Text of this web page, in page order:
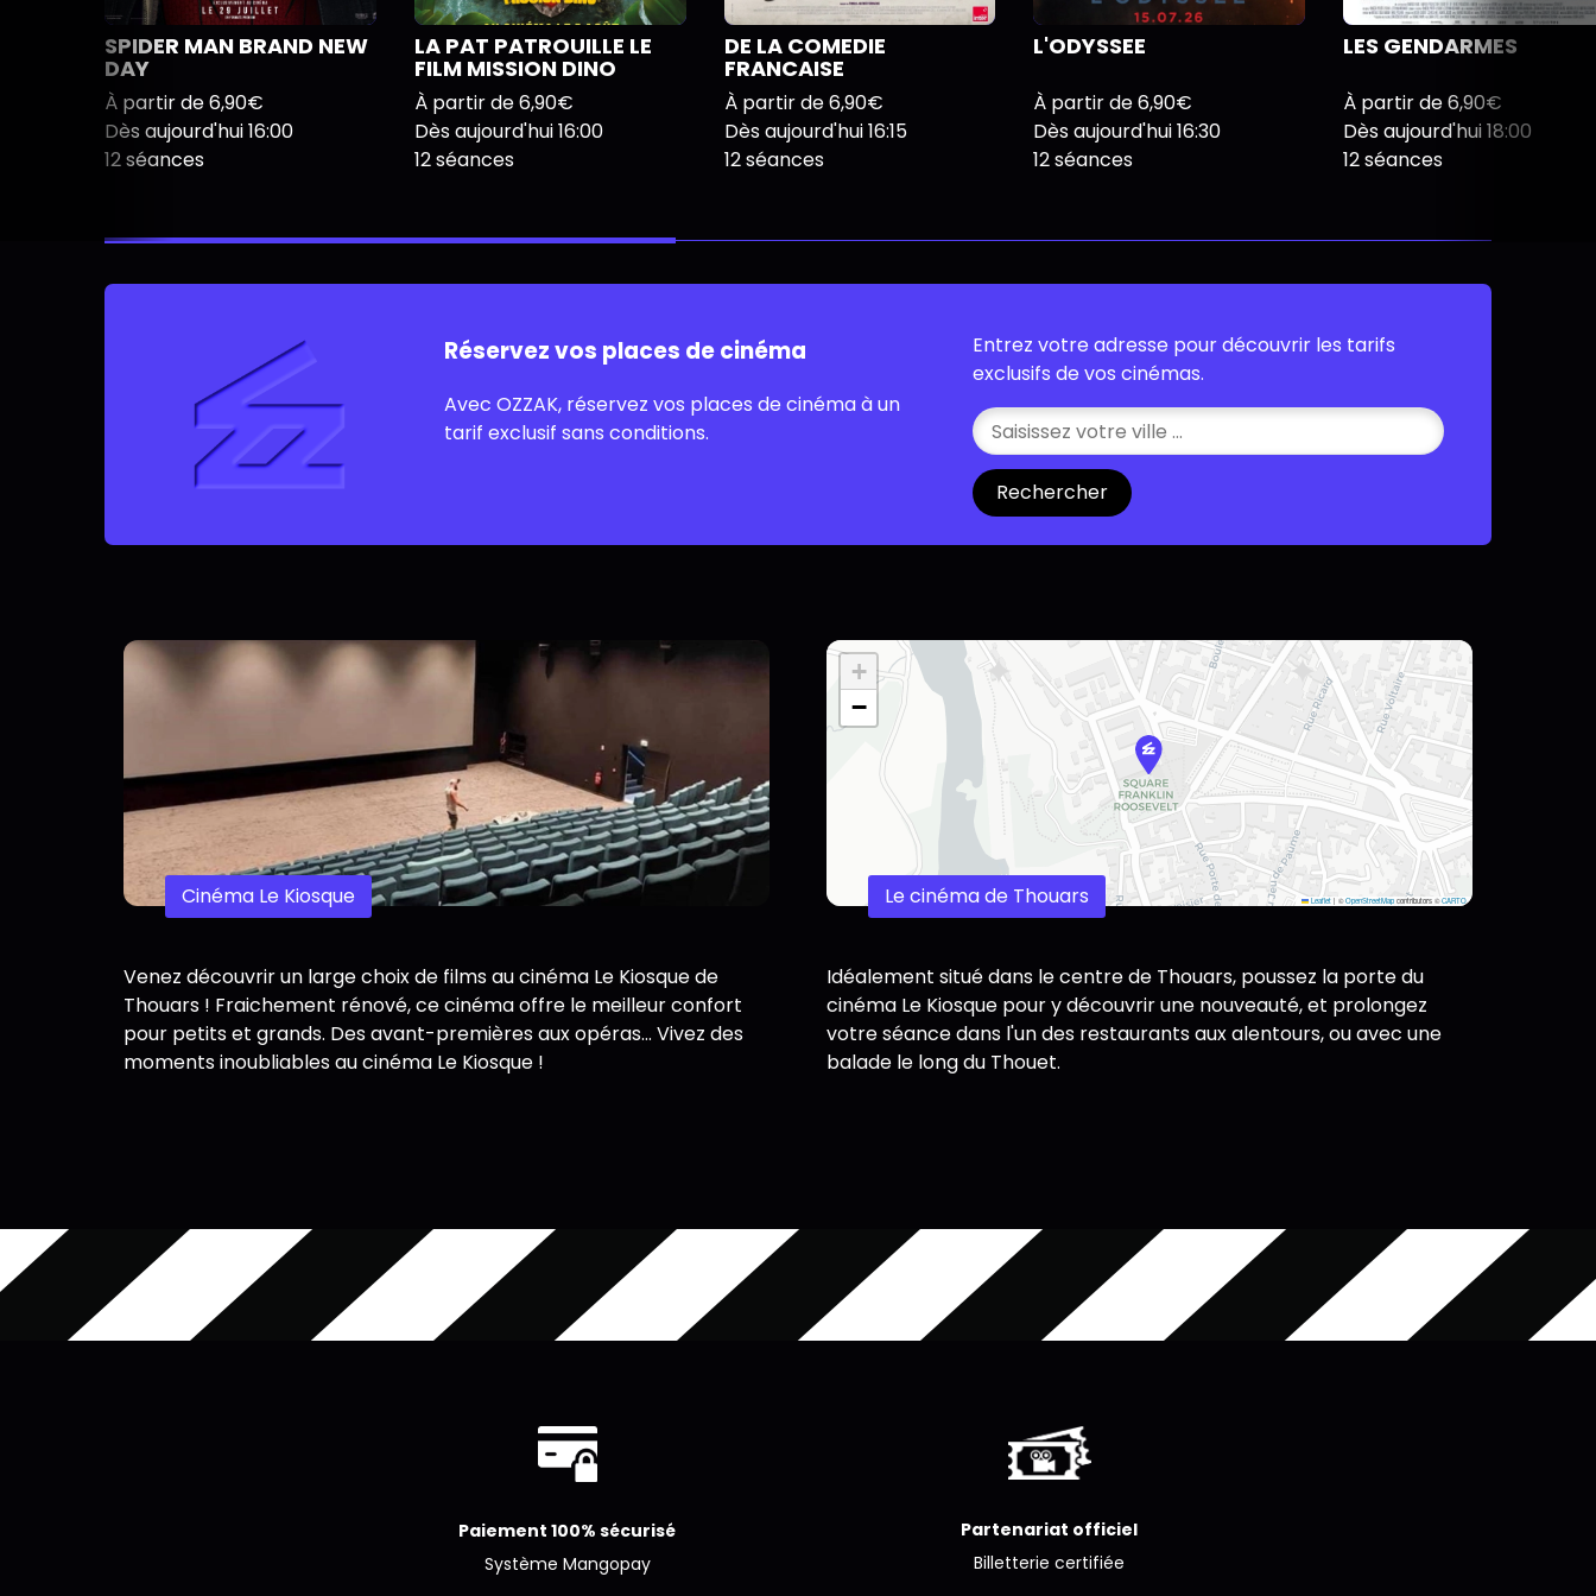
SPIDER MAN BRAND NEW
DAY
À partir de 6,90€
Dès aujourd'hui 16:00
12 séances
LA PAT PATROUILLE LE
FILM MISSION DINO
À partir de 6,90€
Dès aujourd'hui 16:00
12 séances
DE LA COMEDIE
FRANCAISE
À partir de 6,90€
Dès aujourd'hui 16:15
12 séances
L'ODYSSEE
À partir de 6,90€
Dès aujourd'hui 16:30
12 séances
LES GENDARMES
À partir de 6,90€
Dès aujourd'hui 18:00
12 séances
Réservez vos places de cinéma
Avec OZZAK, réservez vos places de cinéma à un
tarif exclusif sans conditions.
Entrez votre adresse pour découvrir les tarifs
exclusifs de vos cinémas.
Rechercher
Cinéma Le Kiosque
Venez découvrir un large choix de films au cinéma Le Kiosque de
Thouars ! Fraichement rénové, ce cinéma offre le meilleur confort
pour petits et grands. Des avant-premières aux opéras... Vivez des
moments inoubliables au cinéma Le Kiosque !
+
−
Leaflet | ©OpenStreetMap contributors ©CARTO
Le cinéma de Thouars
Idéalement situé dans le centre de Thouars, poussez la porte du
cinéma Le Kiosque pour y découvrir une nouveauté, et prolongez
votre séance dans l'un des restaurants aux alentours, ou avec une
balade le long du Thouet.
Paiement 100% sécurisé
Système Mangopay
Partenariat officiel
Billetterie certifiée